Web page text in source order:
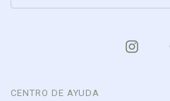
CENTRO DE AYUDA